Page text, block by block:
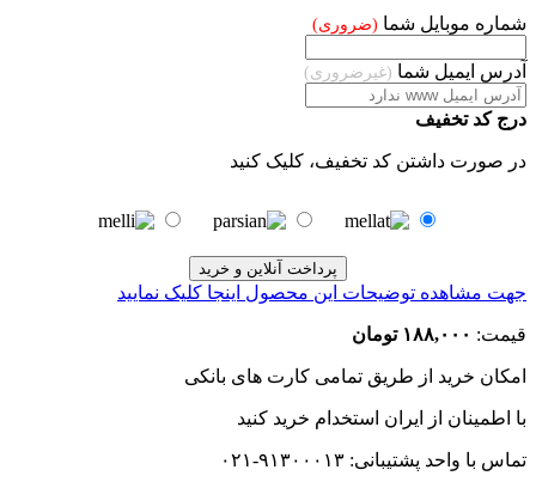
شماره موبایل شما (ضروری)
آدرس ایمیل شما (غیرضروری)
درج کد تخفیف
در صورت داشتن کد تخفیف، کلیک کنید
جهت مشاهده توضیحات این محصول اینجا کلیک نمایید
قیمت: ۱۸۸,۰۰۰ تومان
امکان خرید از طریق تمامی کارت های بانکی
با اطمینان از ایران استخدام خرید کنید
تماس با واحد پشتیبانی: ۹۱۳۰۰۰۱۳-۰۲۱